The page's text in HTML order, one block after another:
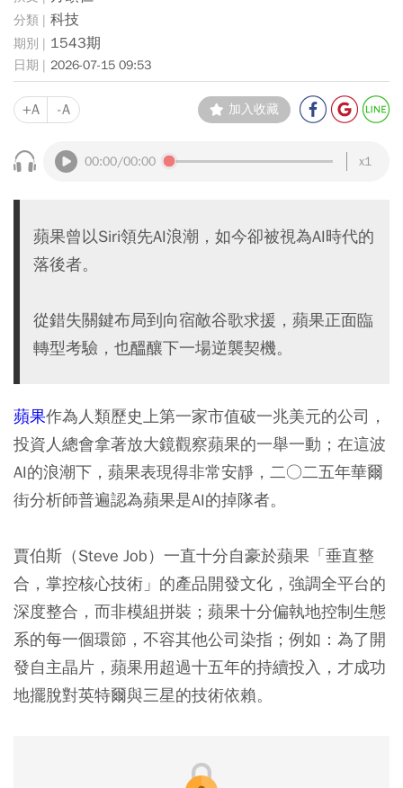
科技
1543期
2026-07-15 09:53
+A -A 加入收藏
00:00/00:00 x1
蘋果曾以Siri領先AI浪潮，如今卻被視為AI時代的
落後者。
從錯失關鍵布局到向宿敵谷歌求援，蘋果正面臨
轉型考驗，也醞釀下一場逆襲契機。
蘋果作為人類歷史上第一家市值破一兆美元的公司，
投資人總會拿著放大鏡觀察蘋果的一舉一動；在這波
AI的浪潮下，蘋果表現得非常安靜，二○二五年華爾
街分析師普遍認為蘋果是AI的掉隊者。
賈伯斯（Steve Job）一直十分自豪於蘋果「垂直整
合，掌控核心技術」的產品開發文化，強調全平台的
深度整合，而非模組拼裝；蘋果十分偏執地控制生態
系的每一個環節，不容其他公司染指；例如：為了開
發自主晶片，蘋果用超過十五年的持續投入，才成功
地擺脫對英特爾與三星的技術依賴。